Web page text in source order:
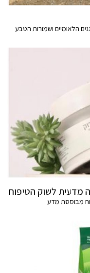
הלאומיים ושמורות הטבע
מבוססת מדע